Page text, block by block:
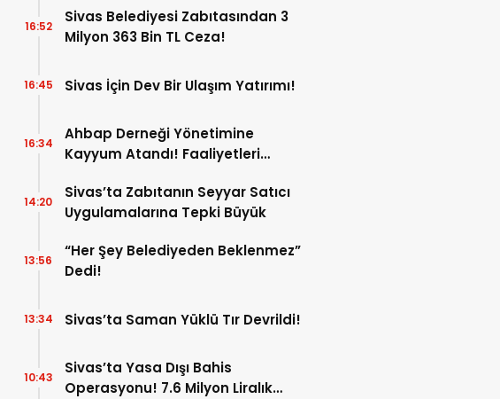
Sivas Belediyesi Zabıtasından 3
Milyon 363 Bin TL Ceza!
16:52
Sivas İçin Dev Bir Ulaşım Yatırımı!
16:45
Ahbap Derneği Yönetimine
Kayyum Atandı! Faaliyetleri
16:34
Sivas’ta Zabıtanın Seyyar Satıcı
Uygulamalarına Tepki Büyük
14:20
“Her Şey Belediyeden Beklenmez”
Dedi!
13:56
Sivas’ta Saman Yüklü Tır Devrildi!
13:34
Sivas’ta Yasa Dışı Bahis
Operasyonu! 7.6 Milyon Liralık
10:43